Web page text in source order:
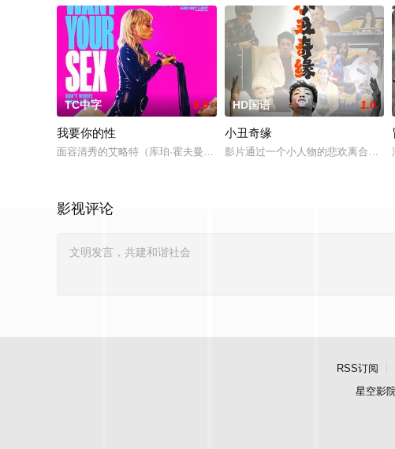
TC中字 8.0
我要你的性
面容清秀的艾略特（库珀·霍夫曼 Cooper Hoffman 饰）在著名艺术家艾丽
HD国语 1.0
小丑奇缘
影片通过一个小人物的悲欢离合，宣
影视评论
RSS订阅
星空影